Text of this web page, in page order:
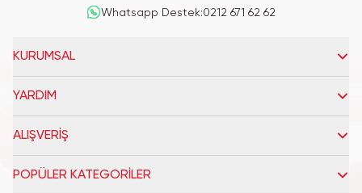
Whatsapp Destek:0212 671 62 62
KURUMSAL
YARDIM
ALIŞVERİŞ
POPÜLER KATEGORİLER